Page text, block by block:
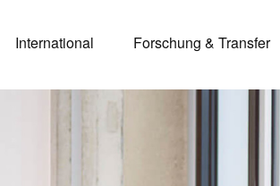
International Forschung & Transfer